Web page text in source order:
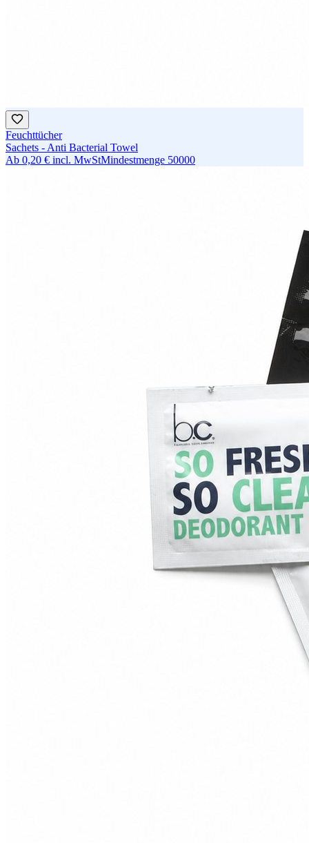
Feuchttücher
Sachets - Anti Bacterial Towel
Ab 0,20 € incl. MwStMindestmenge 50000